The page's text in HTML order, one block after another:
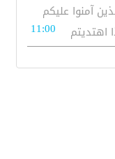
أيها الذين آمنوا عليكم
اهتديتم
11:00